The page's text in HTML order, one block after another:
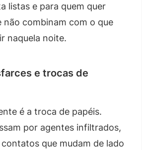
listas e para quem quer
não combinam com o que
naquela noite.
e trocas de
é a troca de papéis.
por agentes infiltrados,
que mudam de lado